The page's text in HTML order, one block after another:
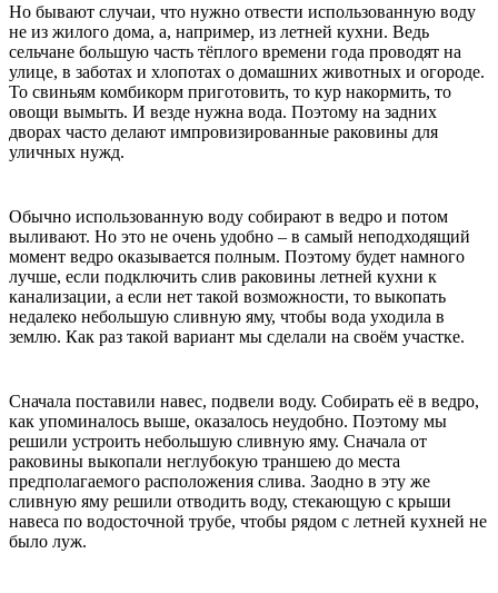
Но бывают случаи, что нужно отвести использованную воду
не из жилого дома, а, например, из летней кухни. Ведь
сельчане большую часть тёплого времени года проводят на
улице, в заботах и хлопотах о домашних животных и огороде.
То свиньям комбикорм приготовить, то кур накормить, то
овощи вымыть. И везде нужна вода. Поэтому на задних
дворах часто делают импровизированные раковины для
уличных нужд.
Обычно использованную воду собирают в ведро и потом
выливают. Но это не очень удобно – в самый неподходящий
момент ведро оказывается полным. Поэтому будет намного
лучше, если подключить слив раковины летней кухни к
канализации, а если нет такой возможности, то выкопать
недалеко небольшую сливную яму, чтобы вода уходила в
землю. Как раз такой вариант мы сделали на своём участке.
Сначала поставили навес, подвели воду. Собирать её в ведро,
как упоминалось выше, оказалось неудобно. Поэтому мы
решили устроить небольшую сливную яму. Сначала от
раковины выкопали неглубокую траншею до места
предполагаемого расположения слива. Заодно в эту же
сливную яму решили отводить воду, стекающую с крыши
навеса по водосточной трубе, чтобы рядом с летней кухней не
было луж.